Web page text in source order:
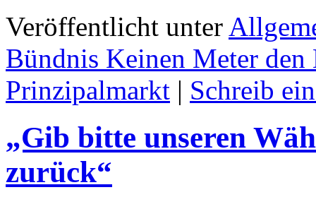
Veröffentlicht unter
Bündnis Keinen Meter den
Prinzipalmarkt | Schreib
„Gib bitte unseren
zurück“